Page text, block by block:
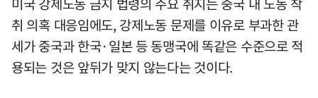
취 의혹 대응임에도, 강제노동 문제를 이유로 부과한 관
세가 중국과 한국·일본 등 동맹국에 똑같은 수준으로 적
용되는 것은 앞뒤가 맞지 않는다는 것이다.